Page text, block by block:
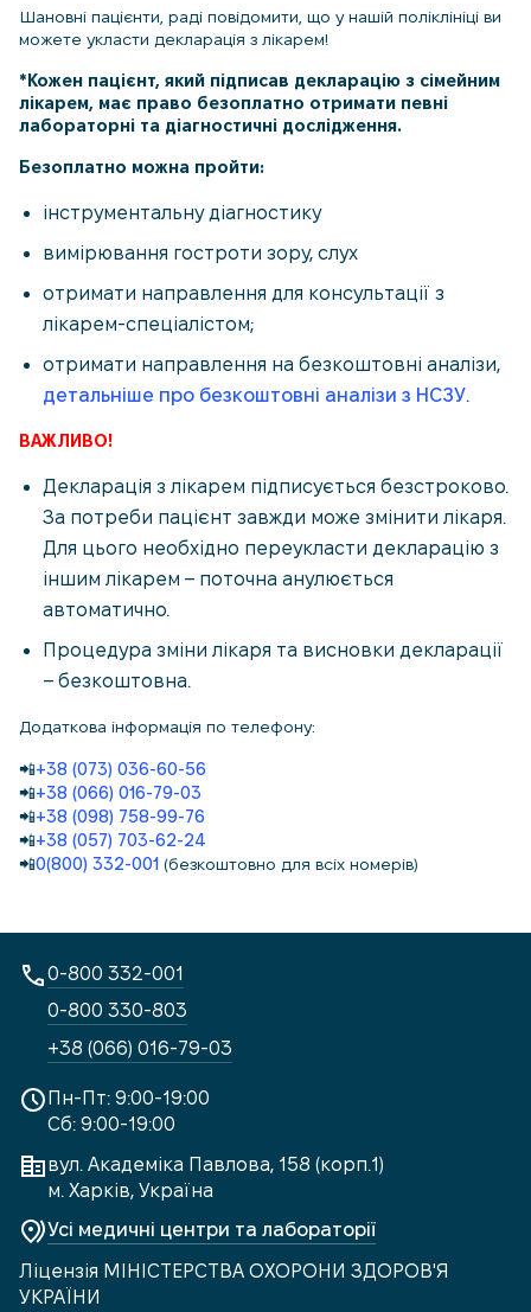
Шановні пацієнти, раді повідомити, що у нашій поліклініці ви
можете укласти декларація з лікарем!
*Кожен пацієнт, який підписав декларацію з сімейним
лікарем, має право безоплатно отримати певні
лабораторні та діагностичні дослідження.
Безоплатно можна пройти:
інструментальну діагностику
вимірювання гостроти зору, слух
отримати направлення для консультації з
лікарем-спеціалістом;
отримати направлення на безкоштовні аналізи,
детальніше про безкоштовні аналізи з НСЗУ.
ВАЖЛИВО!
Декларація з лікарем підписується безстроково.
За потреби пацієнт завжди може змінити лікаря.
Для цього необхідно переукласти декларацію з
іншим лікарем – поточна анулюється
автоматично.
Процедура зміни лікаря та висновки декларації
– безкоштовна.
Додаткова інформація по телефону:
📲+38 (073) 036-60-56
📲+38 (066) 016-79-03
📲+38 (098) 758-99-76
📲+38 (057) 703-62-24
📲0(800) 332-001 (безкоштовно для всіх номерів)
Пн-Пт: 9:00-19:00
Сб: 9:00-19:00
вул. Академіка Павлова, 158 (корп.1)
м. Харків, Україна
Усі медичні центри та лабораторії
Ліцензія МІНІСТЕРСТВА ОХОРОНИ ЗДОРОВ'Я
УКРАЇНИ
0-800 332-001
0-800 330-803
+38 (066) 016-79-03